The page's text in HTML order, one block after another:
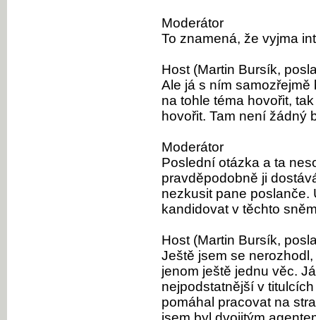
Moderátor
To znamená, že vyjma
Host (Martin Bursík,
Ale já s ním
na tohle téma hovořit,
hovořit. Tam není žádný
Moderátor
Poslední otázka a ta
pravděpodobně ji
nezkusit pane poslanče.
kandidovat v těchto
Host (Martin Bursík,
Ještě jsem se
jenom ještě jednu věc.
nejpodstatnější v
pomáhal pracovat na